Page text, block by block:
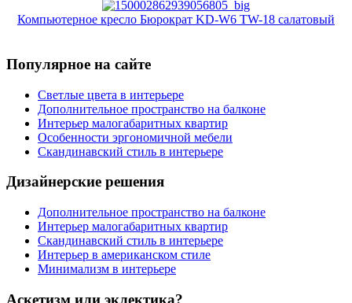
Компьютерное кресло Бюрократ KD-W6 TW-18 салатовый
Популярное на сайте
Светлые цвета в интерьере
Дополнительное пространство на балконе
Интерьер малогабаритных квартир
Особенности эргономичной мебели
Скандинавский стиль в интерьере
Дизайнерские решения
Дополнительное пространство на балконе
Интерьер малогабаритных квартир
Скандинавский стиль в интерьере
Интерьер в американском стиле
Минимализм в интерьере
Аскетизм или эклектика?